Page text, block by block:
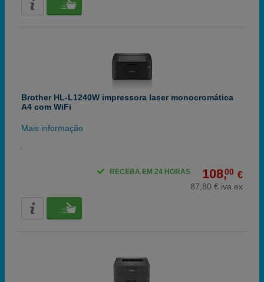
Brother HL-L1240W impressora laser monocromática
A4 com WiFi
Mais informação
108,00 €
87,80 € iva ex
RECEBA EM 24 HORAS